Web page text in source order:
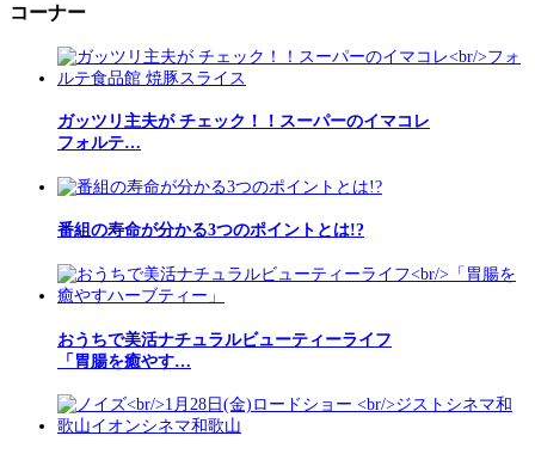
コーナー
ガッツリ主夫が チェック！！スーパーのイマコレ
フォルテ…
番組の寿命が分かる3つのポイントとは!?
おうちで美活ナチュラルビューティーライフ
「胃腸を癒やす…